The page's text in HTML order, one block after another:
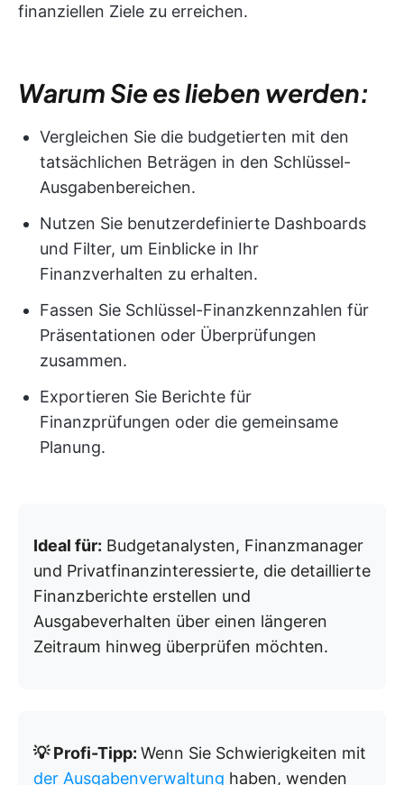
finanziellen Ziele zu erreichen.
Warum Sie es lieben werden:
Vergleichen Sie die budgetierten mit den
tatsächlichen Beträgen in den Schlüssel-
Ausgabenbereichen.
Nutzen Sie benutzerdefinierte Dashboards
und Filter, um Einblicke in Ihr
Finanzverhalten zu erhalten.
Fassen Sie Schlüssel-Finanzkennzahlen für
Präsentationen oder Überprüfungen
zusammen.
Exportieren Sie Berichte für
Finanzprüfungen oder die gemeinsame
Planung.
Ideal für: Budgetanalysten, Finanzmanager
und Privatfinanzinteressierte, die detaillierte
Finanzberichte erstellen und
Ausgabeverhalten über einen längeren
Zeitraum hinweg überprüfen möchten.
💡 Profi-Tipp: Wenn Sie Schwierigkeiten mit
der Ausgabenverwaltung haben, wenden